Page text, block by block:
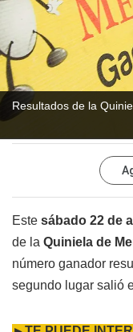
Resultados de la
Este sábado 22 de
de la Quiniela de
número ganador
segundo lugar salió